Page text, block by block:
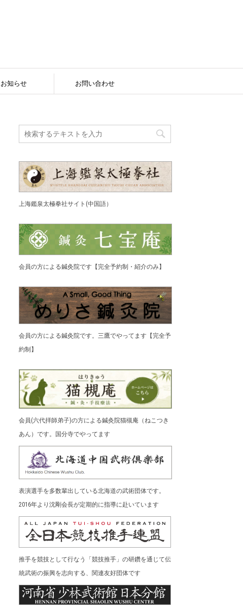
お知らせ お問い合わせ
上海鑑泉太極拳社サイト(中国語）
会員の方による鍼灸院です【完全予約制・紹介のみ】
会員の方による鍼灸院です。三鷹でやってます【完全予
約制】
会員(六代拝師弟子)の方による鍼灸院猫槻庵（ねこつき
あん）です。国分寺でやってます
表演選手を多数輩出している北海道の武術団体です。
2016年より沈剛会長が定期的に指導に赴いています
推手を競技として行なう「競技推手」の研鑽を通じて伝
統武術の振興を志向する、関連友好団体です